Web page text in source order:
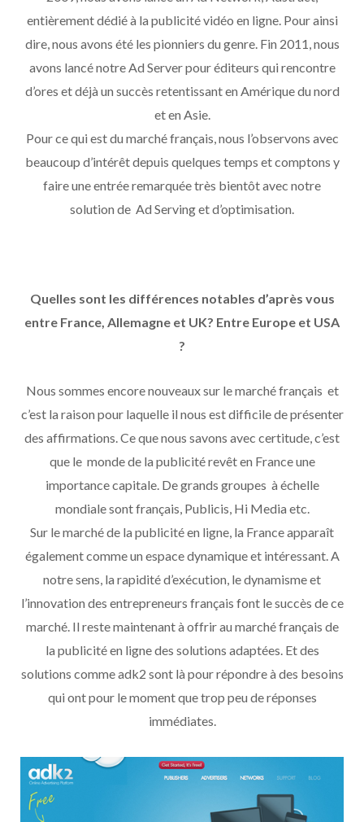
entièrement dédié à la publicité vidéo en ligne. Pour ainsi
dire, nous avons été les pionniers du genre. Fin 2011, nous
avons lancé notre Ad Server pour éditeurs qui rencontre
d’ores et déjà un succès retentissant en Amérique du nord
et en Asie.
Pour ce qui est du marché français, nous l’observons avec
beaucoup d’intérêt depuis quelques temps et comptons y
faire une entrée remarquée très bientôt avec notre
solution de Ad Serving et d’optimisation.
Quelles sont les différences notables d’après vous
entre France, Allemagne et UK? Entre Europe et USA
?
Nous sommes encore nouveaux sur le marché français et
c’est la raison pour laquelle il nous est difficile de présenter
des affirmations. Ce que nous savons avec certitude, c’est
que le monde de la publicité revêt en France une
importance capitale. De grands groupes à échelle
mondiale sont français, Publicis, Hi Media etc.
Sur le marché de la publicité en ligne, la France apparaît
également comme un espace dynamique et intéressant. A
notre sens, la rapidité d’exécution, le dynamisme et
l’innovation des entrepreneurs français font le succès de ce
marché. Il reste maintenant à offrir au marché français de
la publicité en ligne des solutions adaptées. Et des
solutions comme adk2 sont là pour répondre à des besoins
qui ont pour le moment que trop peu de réponses
immédiates.